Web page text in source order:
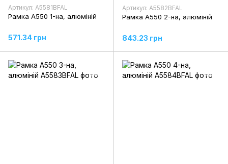
Артикул: A5581BFAL
Рамка A550 1-на, алюміній
571.34 грн
Артикул: A5582BFAL
Рамка A550 2-на, алюміній
843.23 грн